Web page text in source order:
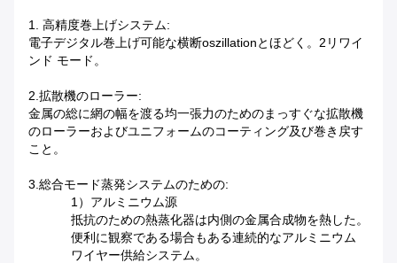
1. 高精度巻上げシステム:
電子デジタル巻上げ可能な横断oszillationとほどく。2リワイ
ンド モード。
2.拡散機のローラー:
金属の総に網の幅を渡る均一張力のためのまっすぐな拡散機
のローラーおよびユニフォームのコーティング及び巻き戻す
こと。
3.総合モード蒸発システムのための:
1）アルミニウム源
抵抗のための熱蒸化器は内側の金属合成物を熱した。
便利に観察である場合もある連続的なアルミニウム
ワイヤー供給システム。